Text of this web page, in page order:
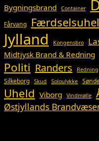
Bygningsbrand Container
Fårvang
Jylland Kongensbro
Midtjysk Brand & Redning
Politi Randers Redning
Silkeborg
Skud Soloulykke
Uheld Viborg Vindmølle
Østjyllands